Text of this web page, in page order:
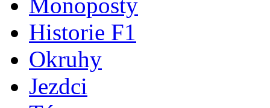
Historie F1
Okruhy
Jezdci